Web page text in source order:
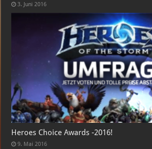
3. Juni 2016
Heroes Choice Awards -2016!
9. Mai 2016